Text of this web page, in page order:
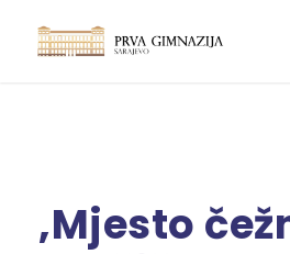
‚Mjesto